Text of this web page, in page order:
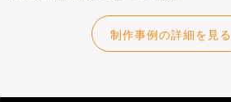
制作事例の詳細を見る